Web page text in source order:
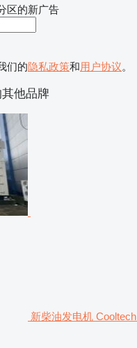
区的新广告
们的隐私政策和用户协议。
他品牌
新柴油发电机